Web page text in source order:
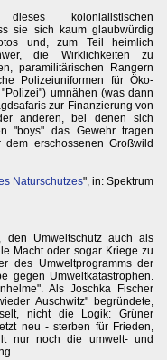
kolonialistischen
sie sich kaum glaubwürdig
und, zum Teil heimlich
die Wirklichkeiten zu
paramilitärischen Rangern
Polizeiuniformen für Öko-
umnähen (was dann
zur Finanzierung von
anderen, bei denen sich
"boys" das Gewehr tragen
erschossenen Großwild
Naturschutzes", in: Spektrum
Umweltschutz auch als
Macht oder sogar Kriege zu
des Umweltprogramms der
gegen Umweltkatastrophen.
Als Joschka Fischer
Auschwitz" begründete,
nicht die Logik: Grüner
neu - sterben für Frieden,
nur noch die umwelt- und
...